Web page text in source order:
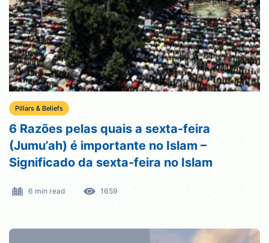
Pillars & Beliefs
6 Razões pelas quais a sexta-feira
(Jumu’ah) é importante no Islam –
Significado da sexta-feira no Islam
6 min read 1659